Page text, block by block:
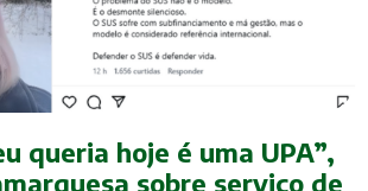
queria hoje é uma UPA”,
sobre serviço de